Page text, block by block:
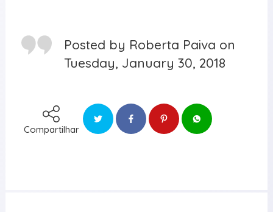
Posted by Roberta Paiva on
Tuesday, January 30, 2018
Compartilhar